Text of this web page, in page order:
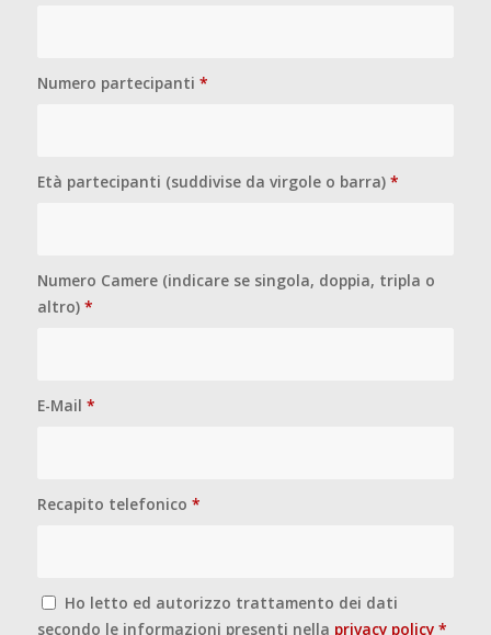
Numero partecipanti *
Età partecipanti (suddivise da virgole o barra) *
Numero Camere (indicare se singola, doppia, tripla o
altro) *
E-Mail *
Recapito telefonico *
Ho letto ed autorizzo trattamento dei dati
secondo le informazioni presenti nella privacy policy *